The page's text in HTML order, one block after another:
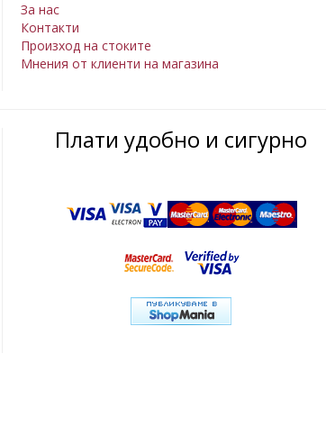
За нас
Контакти
Произход на стоките
Мнения от клиенти на магазина
Плати удобно и сигурно